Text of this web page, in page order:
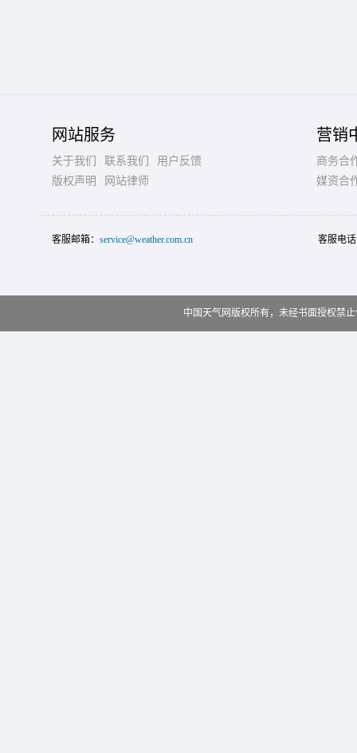
网站服务
关于我们 联系我们
用户反馈
版权声明
网站律师
营销
商务合
媒资合
客服邮箱： service@weather.com.cn 客服电
中国天气网版权所有，未经书面授权